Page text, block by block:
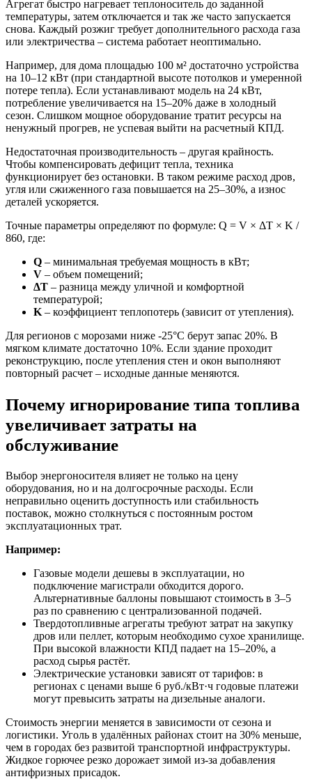
Агрегат быстро нагревает теплоноситель до заданной
температуры, затем отключается и так же часто запускается
снова. Каждый розжиг требует дополнительного расхода газа
или электричества – система работает неоптимально.
Например, для дома площадью 100 м² достаточно устройства
на 10–12 кВт (при стандартной высоте потолков и умеренной
потере тепла). Если устанавливают модель на 24 кВт,
потребление увеличивается на 15–20% даже в холодный
сезон. Слишком мощное оборудование тратит ресурсы на
ненужный прогрев, не успевая выйти на расчетный КПД.
Недостаточная производительность – другая крайность.
Чтобы компенсировать дефицит тепла, техника
функционирует без остановки. В таком режиме расход дров,
угля или сжиженного газа повышается на 25–30%, а износ
деталей ускоряется.
Точные параметры определяют по формуле: Q = V × ΔT × K /
860, где:
Q – минимальная требуемая мощность в кВт;
V – объем помещений;
ΔT – разница между уличной и комфортной
температурой;
K – коэффициент теплопотерь (зависит от утепления).
Для регионов с морозами ниже -25°C берут запас 20%. В
мягком климате достаточно 10%. Если здание проходит
реконструкцию, после утепления стен и окон выполняют
повторный расчет – исходные данные меняются.
Почему игнорирование типа топлива
увеличивает затраты на
обслуживание
Выбор энергоносителя влияет не только на цену
оборудования, но и на долгосрочные расходы. Если
неправильно оценить доступность или стабильность
поставок, можно столкнуться с постоянным ростом
эксплуатационных трат.
Например:
Газовые модели дешевы в эксплуатации, но
подключение магистрали обходится дорого.
Альтернативные баллоны повышают стоимость в 3–5
раз по сравнению с централизованной подачей.
Твердотопливные агрегаты требуют затрат на закупку
дров или пеллет, которым необходимо сухое хранилище.
При высокой влажности КПД падает на 15–20%, а
расход сырья растёт.
Электрические установки зависят от тарифов: в
регионах с ценами выше 6 руб./кВт·ч годовые платежи
могут превысить затраты на дизельные аналоги.
Стоимость энергии меняется в зависимости от сезона и
логистики. Уголь в удалённых районах стоит на 30% меньше,
чем в городах без развитой транспортной инфраструктуры.
Жидкое горючее резко дорожает зимой из-за добавления
антифризных присадок.